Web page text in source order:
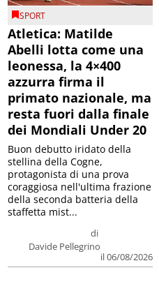
SPORT
Atletica: Matilde
Abelli lotta come una
leonessa, la 4×400
azzurra firma il
primato nazionale, ma
resta fuori dalla finale
dei Mondiali Under 20
di
Davide Pellegrino
il 06/08/2026
Buon debutto iridato della
stellina della Cogne,
protagonista di una prova
coraggiosa nell'ultima frazione
della seconda batteria della
staffetta mist...